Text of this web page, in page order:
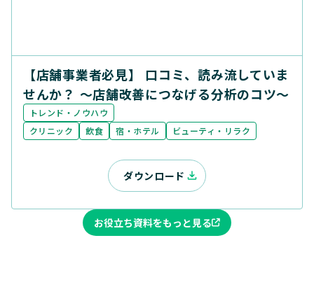
【店舗事業者必見】 口コミ、読み流していま
せんか？ ～店舗改善につなげる分析のコツ～
トレンド・ノウハウ
クリニック
飲食 宿・ホテル ビューティ・リラク
ダウンロード
お役立ち資料をもっと見る